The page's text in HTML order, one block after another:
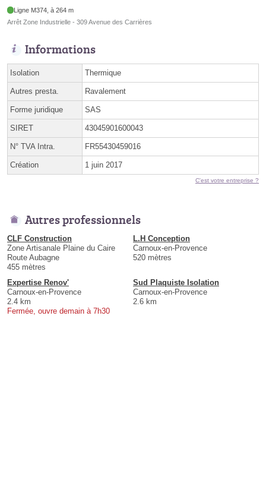
Ligne M374, à 264 m
Arrêt Zone Industrielle - 309 Avenue des Carrières
Informations
Isolation Thermique
Autres presta. Ravalement
Forme juridique SAS
SIRET 43045901600043
N° TVA Intra. FR55430459016
Création 1 juin 2017
C'est votre entreprise ?
Autres professionnels
CLF Construction
Zone Artisanale Plaine du Caire
Route Aubagne
455 mètres
L.H Conception
Carnoux-en-Provence
520 mètres
Expertise Renov'
Carnoux-en-Provence
2.4 km
Fermée, ouvre demain à 7h30
Sud Plaquiste Isolation
Carnoux-en-Provence
2.6 km